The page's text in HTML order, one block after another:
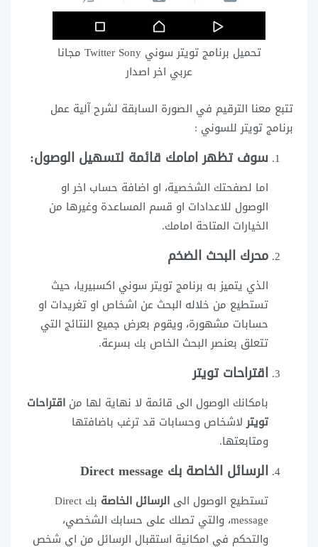
تحميل برنامج تويتر سوني Twitter Sony مجانا
عربي اخر اصدار
تتبع معنا الترقيم في الصورة السابقة لشرح آلية عمل
برنامج تويتر للسوني :
سوف تظهر امامك قائمة لتسهيل الوصول:
اما لصفحتك الشخصية، او اضافة حساب اخر او
الوصول للاعدادات او قسم المساعدة وغيرها من
الخيارات المتاحة امامك.
محرك البحث الضخم
الذي يتميز به برنامج تويتر سوني اكسبيريا، حيث
تستطيع من خلاله البحث عن اشخاص او تغريدات او
حسابات مشهورة، ويقوم بعرض جميع النتائج التي
تتعلق بعنصر البحث الخاص بك بسرعة.
اقتراحات تويتر
بامكانك الوصول الى قائمة لا نهاية لها من اقتراحات
تويترلاشخاص وحسابات قد ترغب باضافتها
ومتابعتها.
الرسائل الخاصة بك Direct message
تستطيع الوصول الى الرسائل الخاصة
بك Direct
message، والتي تصلك على حسابك الشخصي،
والتحكم في امكانية استقبال الرسائل من اي شخص